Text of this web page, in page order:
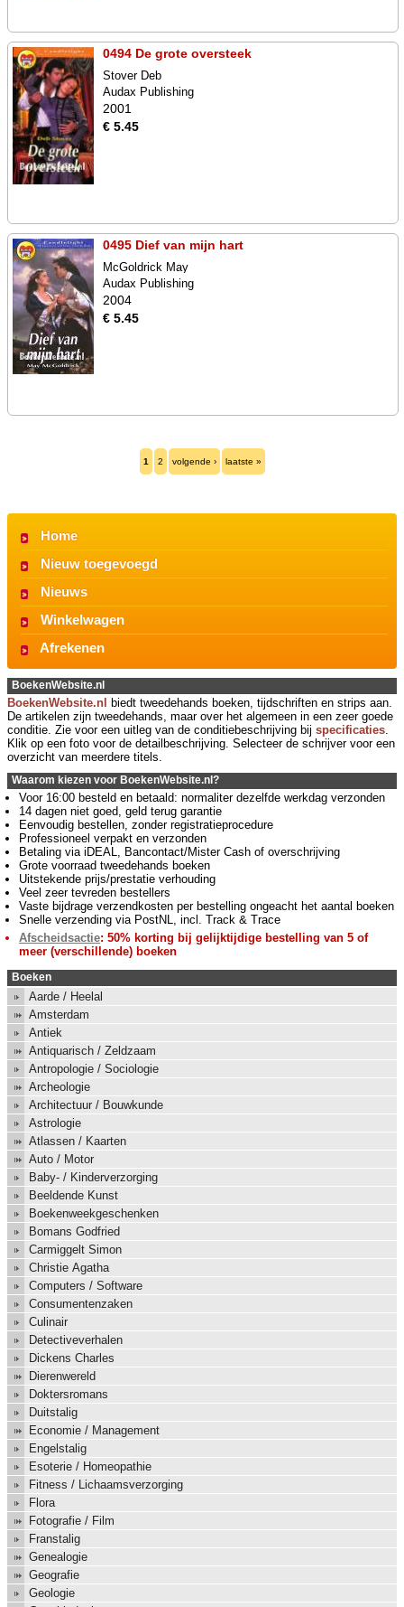
0494 De grote oversteek
Stover Deb
Audax Publishing
2001
€ 5.45
0495 Dief van mijn hart
McGoldrick May
Audax Publishing
2004
€ 5.45
1 2 volgende › laatste »
Home
Nieuw toegevoegd
Nieuws
Winkelwagen
Afrekenen
BoekenWebsite.nl
BoekenWebsite.nl biedt tweedehands boeken, tijdschriften en strips aan.
De artikelen zijn tweedehands, maar over het algemeen in een zeer goede
conditie. Zie voor een uitleg van de conditiebeschrijving bij specificaties
Klik op een foto voor de detailbeschrijving. Selecteer de schrijver voor een
overzicht van meerdere titels.
Waarom kiezen voor BoekenWebsite.nl?
Voor 16:00 besteld en betaald: normaliter dezelfde werkdag verzonden
14 dagen niet goed, geld terug garantie
Eenvoudig bestellen, zonder registratieprocedure
Professioneel verpakt en verzonden
Betaling via iDEAL, Bancontact/Mister Cash of overschrijving
Grote voorraad tweedehands boeken
Uitstekende prijs/prestatie verhouding
Veel zeer tevreden bestellers
Vaste bijdrage verzendkosten per bestelling ongeacht het aantal boeken
Snelle verzending via PostNL, incl. Track & Trace
Afscheidsactie: 50% korting bij gelijktijdige bestelling van 5 of
meer (verschillende) boeken
Boeken
Aarde / Heelal
Amsterdam
Antiek
Antiquarisch / Zeldzaam
Antropologie / Sociologie
Archeologie
Architectuur / Bouwkunde
Astrologie
Atlassen / Kaarten
Auto / Motor
Baby- / Kinderverzorging
Beeldende Kunst
Boekenweekgeschenken
Bomans Godfried
Carmiggelt Simon
Christie Agatha
Computers / Software
Consumentenzaken
Culinair
Detectiveverhalen
Dickens Charles
Dierenwereld
Doktersromans
Duitstalig
Economie / Management
Engelstalig
Esoterie / Homeopathie
Fitness / Lichaamsverzorging
Flora
Fotografie / Film
Franstalig
Genealogie
Geografie
Geologie